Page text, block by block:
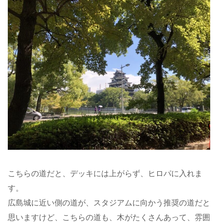
こちらの道だと、デッキには上がらず、ヒロパに入れま
す。
広島城に近い側の道が、スタジアムに向かう推奨の道だと
思いますけど、こちらの道も、木がたくさんあって、雰囲